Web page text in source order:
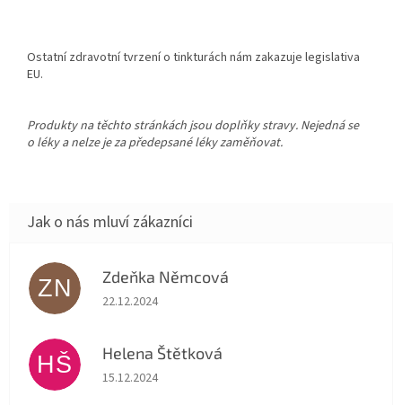
Ostatní zdravotní tvrzení o tinkturách nám zakazuje legislativa
EU.
Produkty na těchto stránkách jsou doplňky stravy. Nejedná se
o léky a nelze je za předepsané léky zaměňovat.
ZN Zdeňka Němcová
Hodnocení obchodu je 5 z 5 hvězdiček.
22.12.2024
HŠ Helena Štětková
Hodnocení obchodu je 5 z 5 hvězdiček.
15.12.2024